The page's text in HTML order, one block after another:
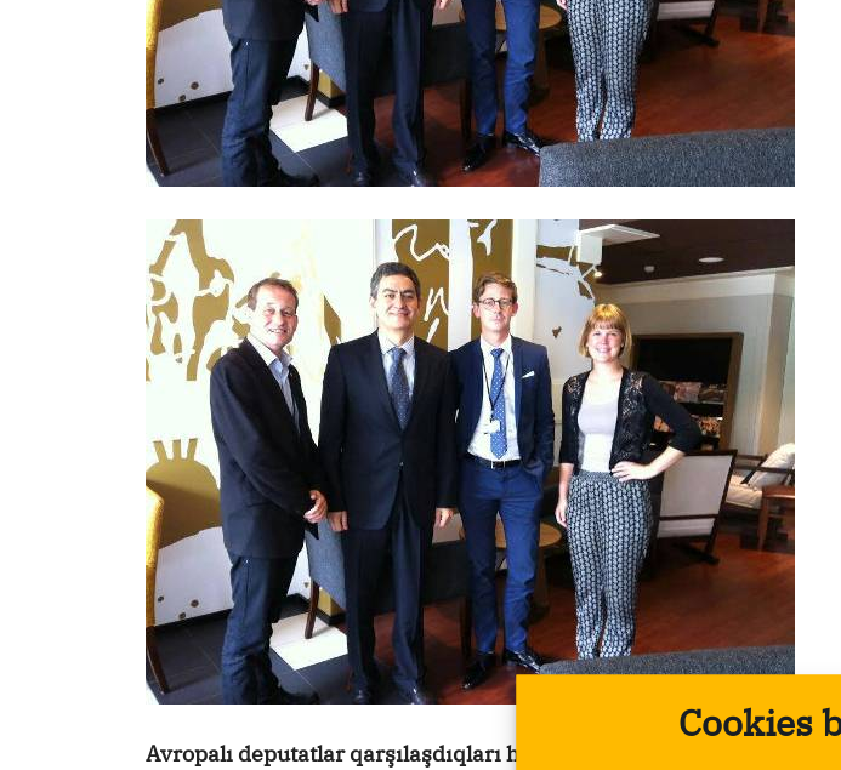
Cookies
Avropalı deputatlar qarşılaşdıqları hadisədən şoka düşüblər